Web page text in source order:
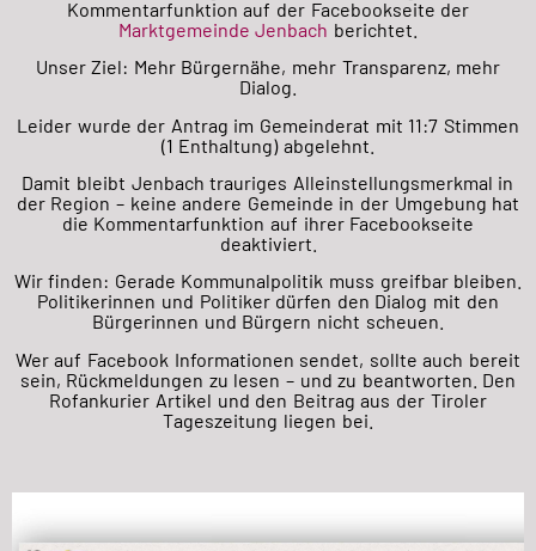
Kommentarfunktion auf der Facebookseite der
Marktgemeinde Jenbach berichtet.
Unser Ziel: Mehr Bürgernähe, mehr Transparenz, mehr
Dialog.
Leider wurde der Antrag im Gemeinderat mit 11:7 Stimmen
(1 Enthaltung) abgelehnt.
Damit bleibt Jenbach trauriges Alleinstellungsmerkmal in
der Region – keine andere Gemeinde in der Umgebung hat
die Kommentarfunktion auf ihrer Facebookseite
deaktiviert.
Wir finden: Gerade Kommunalpolitik muss greifbar bleiben.
Politikerinnen und Politiker dürfen den Dialog mit den
Bürgerinnen und Bürgern nicht scheuen.
Wer auf Facebook Informationen sendet, sollte auch bereit
sein, Rückmeldungen zu lesen – und zu beantworten. Den
Rofankurier Artikel und den Beitrag aus der Tiroler
Tageszeitung liegen bei.